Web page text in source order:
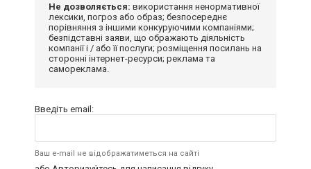
Не дозволяється: використання ненормативної
лексики, погроз або образ; безпосереднє
порівняння з іншими конкуруючими компаніями;
безпідставні заяви, що ображають діяльність
компанії і / або її послуги; розміщення посилань на
сторонні інтернет-ресурси; реклама та
самореклама.
Введіть email:
Ваш e-mail не відображатиметься на сайті